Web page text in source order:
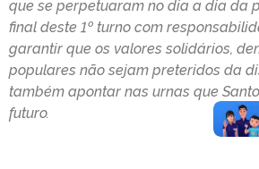
que se perpetuaram no dia a dia da
final deste 1º turno com
garantir que os valores solidários,
populares não sejam preteridos da
também apontar nas urnas que
futuro.